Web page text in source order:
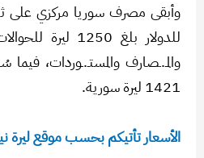
وأبقى مصرف سوريا مركزي على
والمـ.ـصارف والمستـ.ـوردات،
1421 ليرة سورية.
الأسعار تأتيكم بحسب موقع ليرة